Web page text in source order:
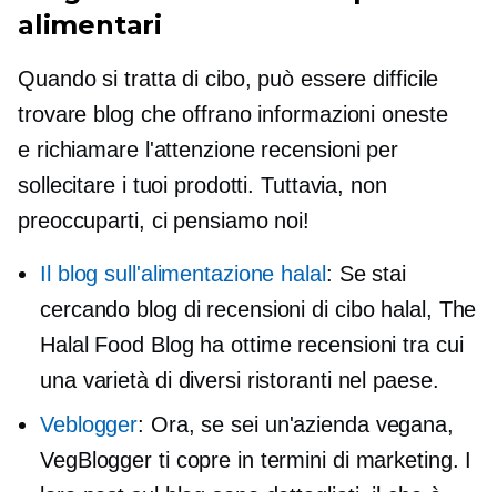
alimentari
Quando si tratta di cibo, può essere difficile
trovare blog che offrano informazioni oneste
e richiamare l'attenzionerecensioni per
sollecitare i tuoi prodotti. Tuttavia, non
preoccuparti, ci pensiamo noi!
Il blog sull'alimentazione halal : Se stai
cercando blog di recensioni di cibo halal, The
Halal Food Blog ha ottime recensioni tra cui
una varietà di diversi ristoranti nel paese.
Veblogger: Ora, se sei un'azienda vegana,
VegBlogger ti copre in termini di marketing. I